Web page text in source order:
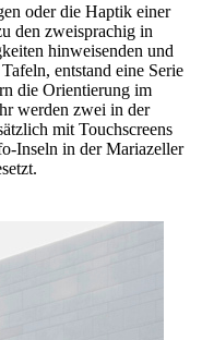
oder die Haptik einer
den zweisprachig in
hinweisenden und
entstand eine Serie
die Orientierung im
werden zwei in der
mit Touchscreens
Inseln in der Mariazeller